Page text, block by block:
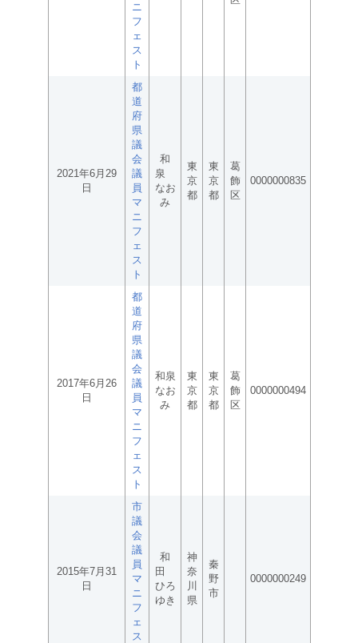
ニ
フ
ェ
ス
ト
2021年6月29
日
都
道
府
県
議
会
議
員
マ
ニ
フ
ェ
ス
ト
和
泉
なお
み
東
京
都
東
京
都
葛
飾
区
0000000835
2017年6月26
日
都
道
府
県
議
会
議
員
マ
ニ
フ
ェ
ス
ト
和泉
なお
み
東
京
都
東
京
都
葛
飾
区
0000000494
2015年7月31
日
市
議
会
議
員
マ
ニ
フ
ェ
ス
和
田
ひろ
ゆき
神
奈
川
県
秦
野
市
0000000249